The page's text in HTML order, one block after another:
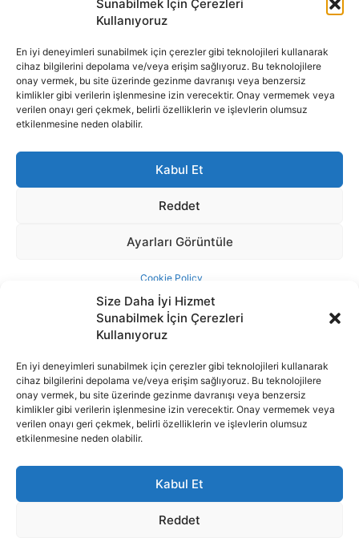
Size Daha İyi Hizmet
Sunabilmek İçin Çerezleri
Kullanıyoruz
En iyi deneyimleri sunabilmek için çerezler gibi teknolojileri kullanarak
cihaz bilgilerini depolama ve/veya erişim sağlıyoruz. Bu teknolojilere
onay vermek, bu site üzerinde gezinme davranışı veya benzersiz
kimlikler gibi verilerin işlenmesine izin verecektir. Onay vermemek veya
verilen onayı geri çekmek, belirli özelliklerin ve işlevlerin olumsuz
etkilenmesine neden olabilir.
Kabul Et
Reddet
İnternet portalımızda yer alan tüm haber metini, resim ve benzeri
içeriğin hakları Sigortamedya Yayıncılık A.Ş.'ye aittir. Hiçbir şekilde
basılı ya da elektronik bir ortamda, kaynak gösterilse bile izin
alınmadan kullanılamaz.